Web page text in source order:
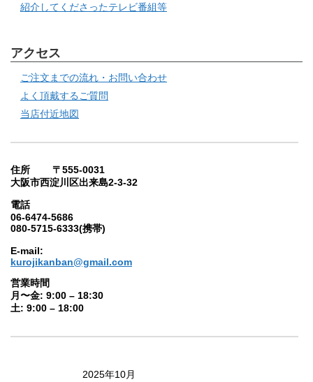
紹介してくださったテレビ番組等
アクセス
ご注文までの流れ・お問い合わせ
よく頂戴するご質問
当店付近地図
住所 〒555-0031
大阪市西淀川区出来島2-3-32
電話
06-6474-5686
080-5715-6333(携帯)
E-mail:
kurojikanban@gmail.com
営業時間
月〜金: 9:00 – 18:30
土: 9:00 – 18:00
2025年10月